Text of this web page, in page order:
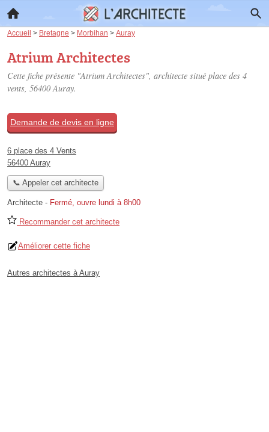
Accueil > Bretagne > Morbihan > Auray
Atrium Architectes
Cette fiche présente "Atrium Architectes", architecte situé place des 4
vents, 56400 Auray.
Demande de devis en ligne
6 place des 4 Vents
56400 Auray
📞 Appeler cet architecte
Architecte - Fermé, ouvre lundi à 8h00
Recommander cet architecte
Améliorer cette fiche
Autres architectes à Auray